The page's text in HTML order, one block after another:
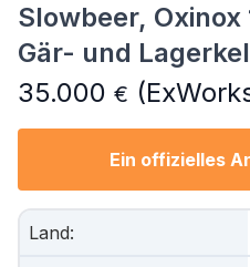
Slowbeer, Oxinox
Gär- und
35.000 €
Ein offizielles
Land: